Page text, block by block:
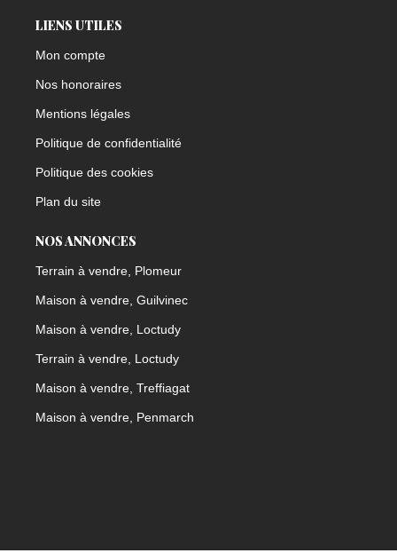
LIENS UTILES
Mon compte
Nos honoraires
Mentions légales
Politique de confidentialité
Politique des cookies
Plan du site
NOS ANNONCES
Terrain à vendre, Plomeur
Maison à vendre, Guilvinec
Maison à vendre, Loctudy
Terrain à vendre, Loctudy
Maison à vendre, Treffiagat
Maison à vendre, Penmarch